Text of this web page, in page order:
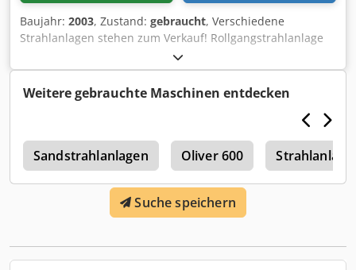
Baujahr: 2003, Zustand: gebraucht, Verschiedene
Strahlanlagen stehen zum Verkauf! Rollgangstrahlanlage
Muldenbandstrahlanlage Haengebahnstrahlanlage
Drehtischstrahlanlage Dkjdpfx Ahj Hq S Djkor Strahlkabine
Druckstrahlkessel .
Weitere gebrauchte Maschinen entdecken
Sandstrahlanlagen Oliver 600 Strahlanlage
Suche speichern